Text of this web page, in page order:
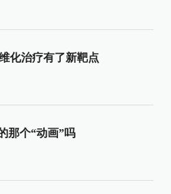
化治疗有了新靶点
那个“动画”吗